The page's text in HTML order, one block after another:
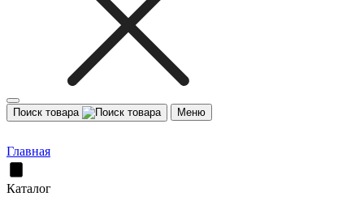
Поиск товара Меню
Главная
Каталог